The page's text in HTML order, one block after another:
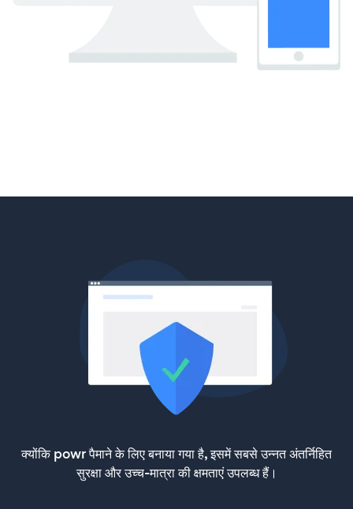
क्योंकि powr पैमाने के लिए बनाया गया है, इसमें सबसे उन्नत अंतर्निहित
सुरक्षा और उच्च-मात्रा की क्षमताएं उपलब्ध हैं।